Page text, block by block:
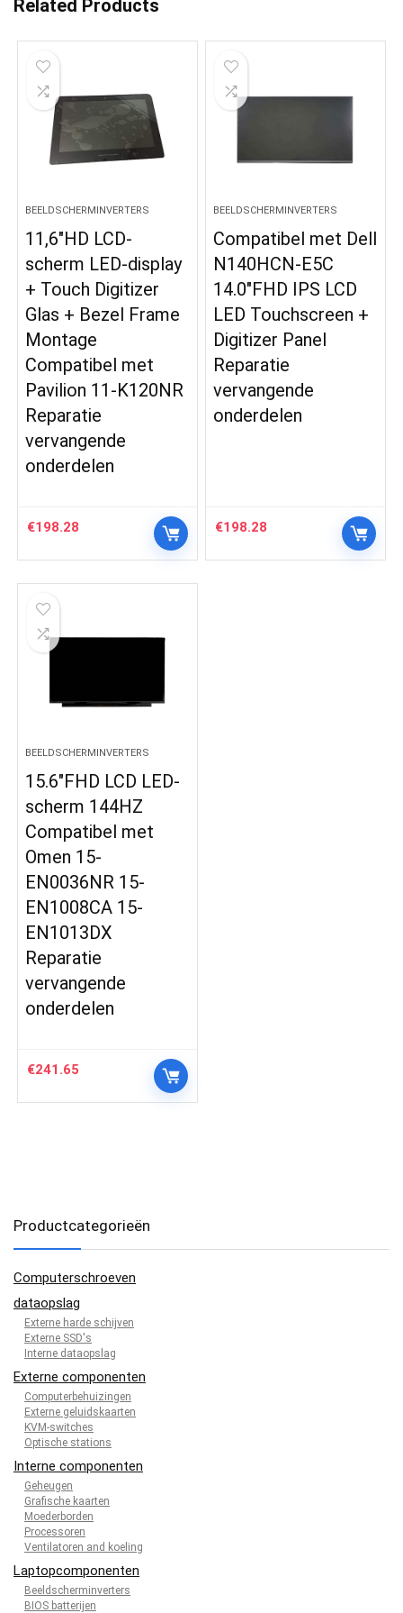
Related Products
BEELDSCHERMINVERTERS
11,6″HD LCD-
scherm LED-display
+ Touch Digitizer
Glas + Bezel Frame
Montage
Compatibel met
Pavilion 11-K120NR
Reparatie
vervangende
onderdelen
€198.28
BEELDSCHERMINVERTERS
Compatibel met Dell
N140HCN-E5C
14.0″FHD IPS LCD
LED Touchscreen +
Digitizer Panel
Reparatie
vervangende
onderdelen
€198.28
BEELDSCHERMINVERTERS
15.6″FHD LCD LED-
scherm 144HZ
Compatibel met
Omen 15-
EN0036NR 15-
EN1008CA 15-
EN1013DX
Reparatie
vervangende
onderdelen
€241.65
Productcategorieën
Computerschroeven
dataopslag
Externe harde schijven
Externe SSD's
Interne dataopslag
Externe componenten
Computerbehuizingen
Externe geluidskaarten
KVM-switches
Optische stations
Interne componenten
Geheugen
Grafische kaarten
Moederborden
Processoren
Ventilatoren and koeling
Laptopcomponenten
Beeldscherminverters
BIOS batterijen